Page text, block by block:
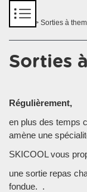
> Sorties à
Sorties
Régulièrement,
en plus des temps
amène une
SKICOOL vous
une sortie repas
fondue. .